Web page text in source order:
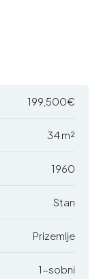
199,500€
34 m²
1960
Stan
Prizemlje
1-sobni